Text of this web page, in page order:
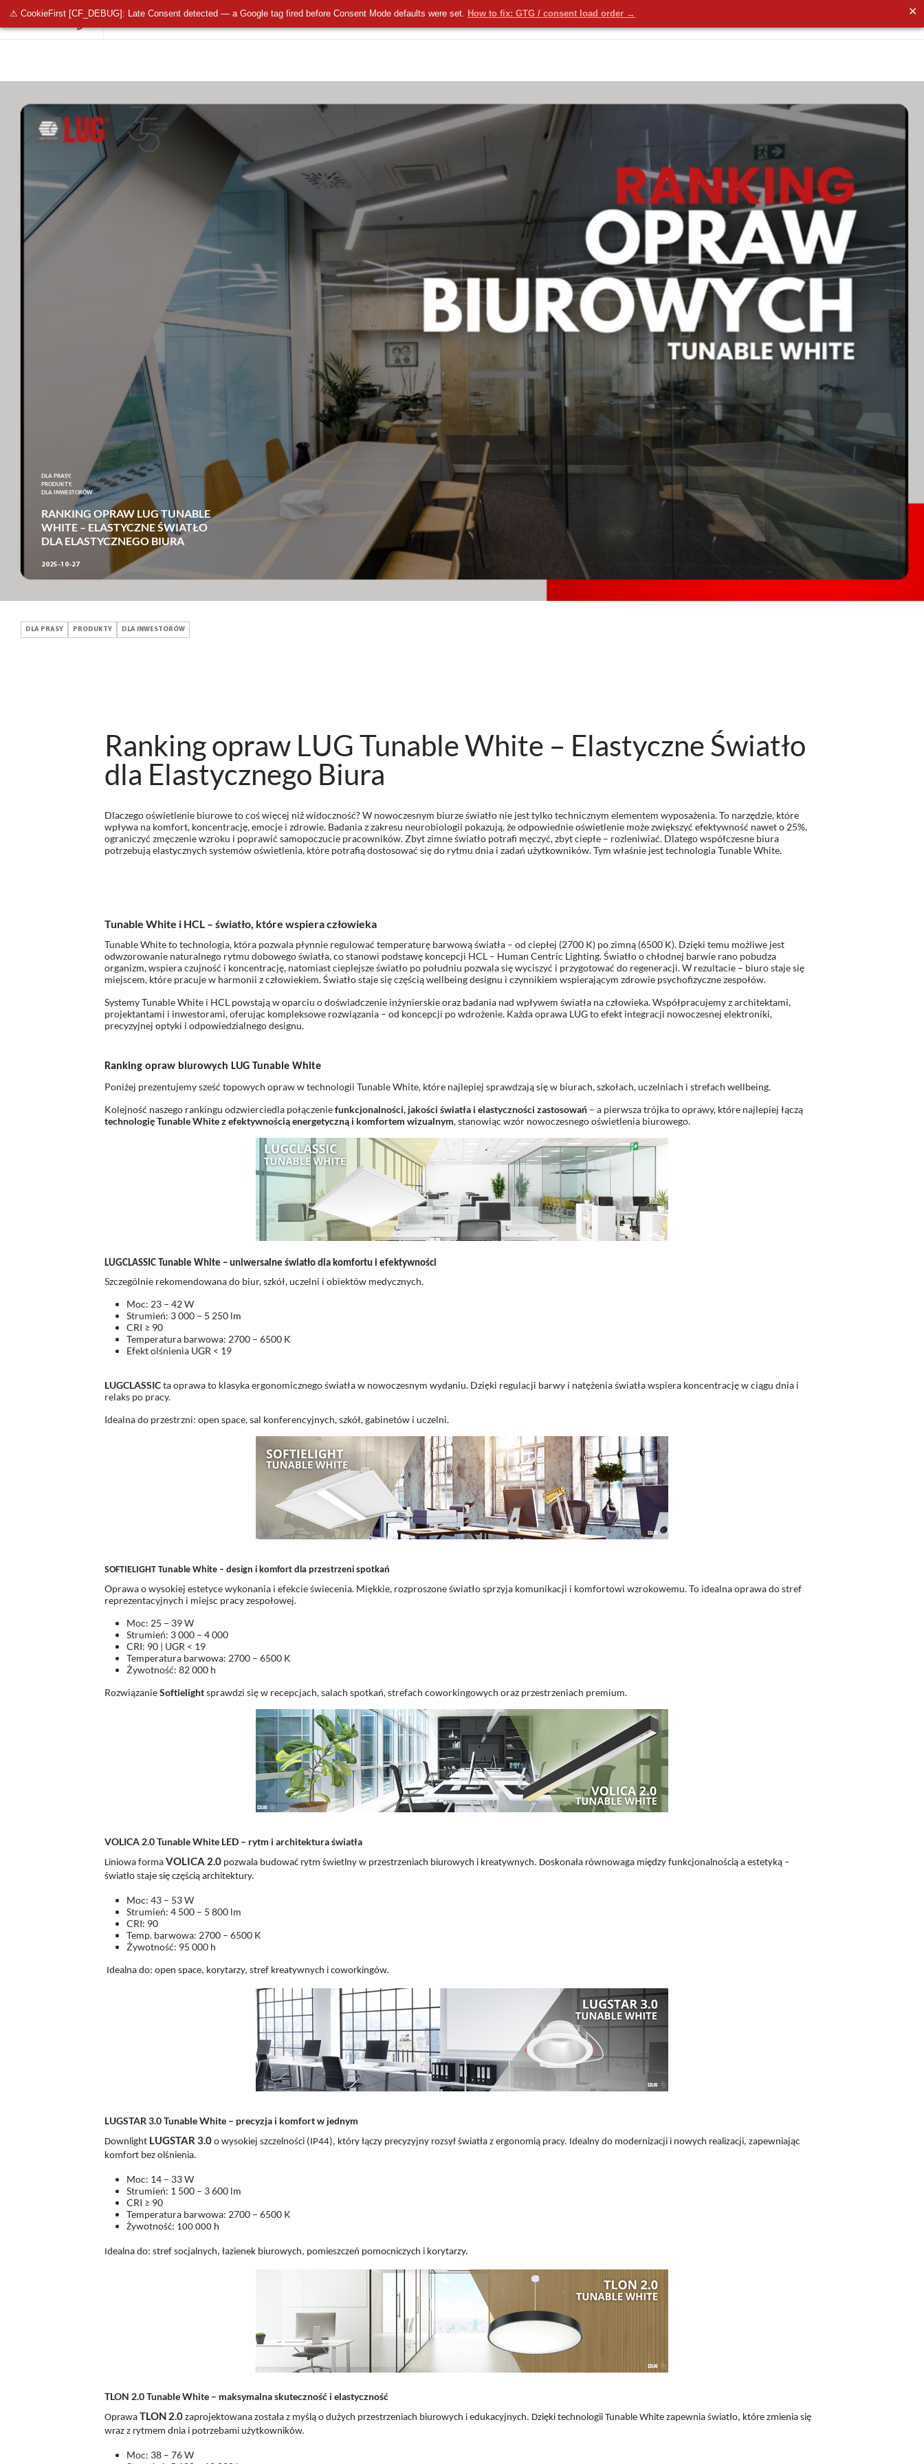
⚠ CookieFirst [CF_DEBUG]: Late Consent detected — a Google tag fired before Consent Mode defaults were set. How to fix: GTG / consent load order → ✕
OŚWIETLENIE KOMERCYJNE
DLA PRASY,
PRODUKTY,
DLA INWESTORÓW
RANKING OPRAW LUG TUNABLE
WHITE – ELASTYCZNE ŚWIATŁO
DLA ELASTYCZNEGO BIURA
2025-10-27
DLA PRASY PRODUKTY DLA INWESTORÓW
Ranking opraw LUG Tunable White – Elastyczne Światło
dla Elastycznego Biura
Dlaczego oświetlenie biurowe to coś więcej niż widoczność? W nowoczesnym biurze światło nie jest tylko technicznym elementem wyposażenia. To narzędzie, które
wpływa na komfort, koncentrację, emocje i zdrowie. Badania z zakresu neurobiologii pokazują, że odpowiednie oświetlenie może zwiększyć efektywność nawet o 25%,
ograniczyć zmęczenie wzroku i poprawić samopoczucie pracowników. Zbyt zimne światło potrafi męczyć, zbyt ciepłe – rozleniwiać. Dlatego współczesne biura
potrzebują elastycznych systemów oświetlenia, które potrafią dostosować się do rytmu dnia i zadań użytkowników. Tym właśnie jest technologia Tunable White.
Tunable White i HCL – światło, które wspiera człowieka
Tunable White to technologia, która pozwala płynnie regulować temperaturę barwową światła – od ciepłej (2700 K) po zimną (6500 K). Dzięki temu możliwe jest
odwzorowanie naturalnego rytmu dobowego światła, co stanowi podstawę koncepcji HCL – Human Centric Lighting. Światło o chłodnej barwie rano pobudza
organizm, wspiera czujność i koncentrację, natomiast cieplejsze światło po południu pozwala się wyciszyć i przygotować do regeneracji. W rezultacie – biuro staje się
miejscem, które pracuje w harmonii z człowiekiem. Światło staje się częścią wellbeing designu i czynnikiem wspierającym zdrowie psychofizyczne zespołów.
Systemy Tunable White i HCL powstają w oparciu o doświadczenie inżynierskie oraz badania nad wpływem światła na człowieka. Współpracujemy z architektami,
projektantami i inwestorami, oferując kompleksowe rozwiązania – od koncepcji po wdrożenie. Każda oprawa LUG to efekt integracji nowoczesnej elektroniki,
precyzyjnej optyki i odpowiedzialnego designu.
Ranking opraw biurowych LUG Tunable White
Poniżej prezentujemy sześć topowych opraw w technologii Tunable White, które najlepiej sprawdzają się w biurach, szkołach, uczelniach i strefach wellbeing.
Kolejność naszego rankingu odzwierciedla połączeniefunkcjonalności, jakości światła i elastyczności zastosowań – a pierwsza trójka to oprawy, które najlepiej łączą
technologię Tunable White z efektywnością energetyczną i komfortem wizualnym, stanowiąc wzór nowoczesnego oświetlenia biurowego.
LUGCLASSIC Tunable White – uniwersalne światło dla komfortu i efektywności
Szczególnie rekomendowana do biur, szkół, uczelni i obiektów medycznych.
Moc: 23 – 42 W
Strumień: 3 000 – 5 250 lm
CRI ≥ 90
Temperatura barwowa: 2700 – 6500 K
Efekt olśnienia UGR < 19
LUGCLASSICta oprawa to klasyka ergonomicznego światła w nowoczesnym wydaniu. Dzięki regulacji barwy i natężenia światła wspiera koncentrację w ciągu dnia i
relaks po pracy.
Idealna do przestrzni: open space, sal konferencyjnych, szkół, gabinetów i uczelni.
SOFTIELIGHT Tunable White – design i komfort dla przestrzeni spotkań
Oprawa o wysokiej estetyce wykonania i efekcie świecenia. Miękkie, rozproszone światło sprzyja komunikacji i komfortowi wzrokowemu. To idealna oprawa do stref
reprezentacyjnych i miejsc pracy zespołowej.
Moc: 25 – 39 W
Strumień: 3 000 – 4 000
CRI: 90 | UGR < 19
Temperatura barwowa: 2700 – 6500 K
Żywotność: 82 000 h
RozwiązanieSoftielightsprawdzi się w recepcjach, salach spotkań, strefach coworkingowych oraz przestrzeniach premium.
VOLICA 2.0 Tunable White LED – rytm i architektura światła
Liniowa forma VOLICA 2.0 pozwala budować rytm świetlny w przestrzeniach biurowych i kreatywnych. Doskonała równowaga między funkcjonalnością a estetyką –
światło staje się częścią architektury.
Moc: 43 – 53 W
Strumień: 4 500 – 5 800 lm
CRI: 90
Temp. barwowa: 2700 – 6500 K
Żywotność: 95 000 h
Idealna do: open space, korytarzy, stref kreatywnych i coworkingów.
LUGSTAR 3.0 Tunable White – precyzja i komfort w jednym
Downlight LUGSTAR 3.0 o wysokiej szczelności (IP44), który łączy precyzyjny rozsył światła z ergonomią pracy. Idealny do modernizacji i nowych realizacji, zapewniając
komfort bez olśnienia.
Moc: 14 – 33 W
Strumień: 1 500 – 3 600 lm
CRI ≥ 90
Temperatura barwowa: 2700 – 6500 K
Żywotność: 100 000 h
Idealna do: stref socjalnych, łazienek biurowych, pomieszczeń pomocniczych i korytarzy.
TLON 2.0 Tunable White – maksymalna skuteczność i elastyczność
Oprawa TLON 2.0 zaprojektowana została z myślą o dużych przestrzeniach biurowych i edukacyjnych. Dzięki technologii Tunable White zapewnia światło, które zmienia się
wraz z rytmem dnia i potrzebami użytkowników.
Moc: 38 – 76 W